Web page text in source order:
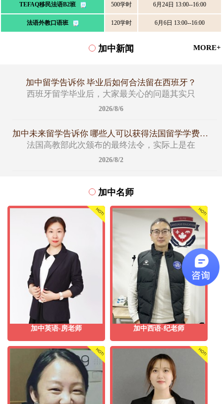
TEFAQ移民法语B2班 500学时 6月24日 13:00--16:00
法语外教口语班 120学时 6月6日 13:00--16:00
加中新闻 MORE+
加中留学告诉你 毕业后如何合法留在西班牙？
西班牙留学毕业后，大家最关心的问题其实只
2026/8/6
加中未来留学告诉你 哪些人可以获得法国留学学费减免名额
法国高教部此次颁布的最终法令，实际上是在
2026/8/2
加中名师
加中英语-房老师 加中西语-纪老师